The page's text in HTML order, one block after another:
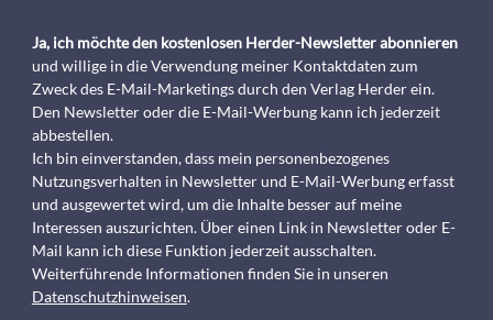
Ja, ich möchte den kostenlosen Herder-Newsletter abonnieren
und willige in die Verwendung meiner Kontaktdaten zum
Zweck des E-Mail-Marketings durch den Verlag Herder ein.
Den Newsletter oder die E-Mail-Werbung kann ich jederzeit
abbestellen.
Ich bin einverstanden, dass mein personenbezogenes
Nutzungsverhalten in Newsletter und E-Mail-Werbung erfasst
und ausgewertet wird, um die Inhalte besser auf meine
Interessen auszurichten. Über einen Link in Newsletter oder E-
Mail kann ich diese Funktion jederzeit ausschalten.
Weiterführende Informationen finden Sie in unseren
Datenschutzhinweisen.